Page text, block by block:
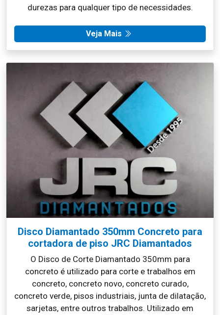
durezas para qualquer tipo de necessidades.
Veja Mais
Disco Diamantado 350mm Concreto para
cortadora de piso JRC Diamantados
O Disco de Corte Diamantado 350mm para
concreto é utilizado para corte e trabalhos em
concreto, concreto novo, concreto curado,
concreto verde, pisos industriais, junta de dilatação,
sarjetas, entre outros trabalhos. Utilizado em